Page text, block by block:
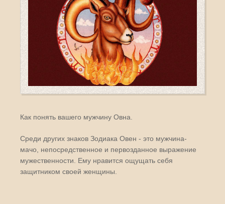
Как понять вашего мужчину Овна.
Среди других знаков Зодиака Овен - это мужчина-
мачо, непосредственное и первозданное выражение
мужественности. Ему нравится ощущать себя
защитником своей женщины.